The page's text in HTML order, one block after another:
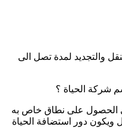
والتجديد لمدة تصل الى
شركة الحياة ؟
الحصول على نطاق خاص به
ويكون دور استضافة الحياة